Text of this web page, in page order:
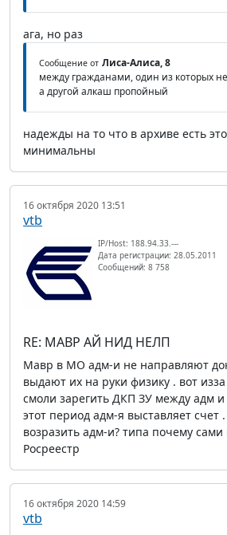
ага, но раз
Сообщение от Лиса-Алиса, 8
между гражданами, один из которых
а другой алкаш пропойный
надежды на то что в архиве есть
минимальны
16 октября 2020 13:51
vtb
IP/Host: 188.94.33.---
Дата регистрации: 28.05.2011
Сообщений: 8 758
RE: МАВР АЙ НИД НЕЛП
Мавр в МО адм-и не направляют
выдают их на руки физику . вот
смоли зарегить ДКП ЗУ между адм
этот период адм-я выставляет
возразить адм-и? типа почему
Росреестр
16 октября 2020 14:59
vtb